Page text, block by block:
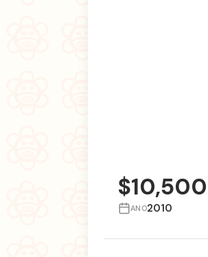
$10,500
ANO2010